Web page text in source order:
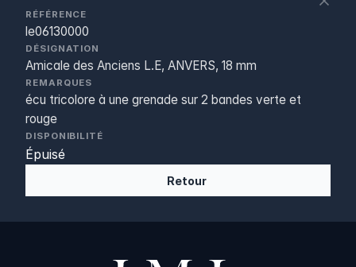
RÉFÉRENCE
le06130000
DÉSIGNATION
Amicale des Anciens L.E, ANVERS, 18 mm
REMARQUES
écu tricolore à une grenade sur 2 bandes verte et
rouge
DISPONIBILITÉ
Épuisé
Retour